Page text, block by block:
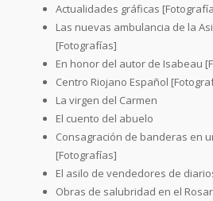
Actualidades gráficas
Las nuevas ambulancia de la
[Fotografías]
En honor del autor de Isabeau
Centro Riojano Español
La virgen del Carmen
El cuento del abuelo
Consagración de banderas en
[Fotografías]
El asilo de vendedores de
Obras de salubridad en el